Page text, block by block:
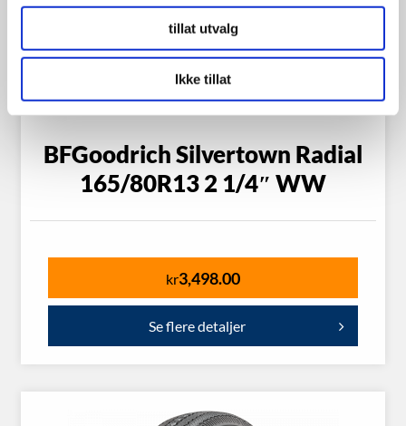
tillat utvalg
Ikke tillat
BFGoodrich Silvertown Radial
165/80R13 2 1/4″ WW
kr3,498.00
Se flere detaljer